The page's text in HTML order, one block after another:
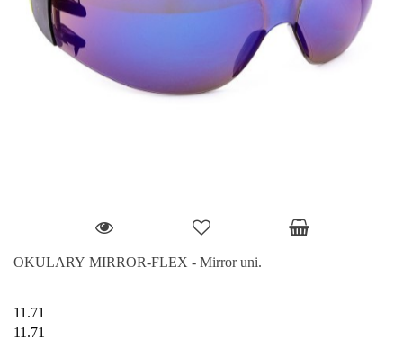
OKULARY MIRROR-FLEX - Mirror uni.
11.71
11.71